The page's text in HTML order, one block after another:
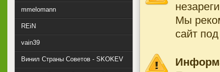
Мы
сайт
mmelomann
REiN
vain39
Винил Страны Советов - SKOKEV